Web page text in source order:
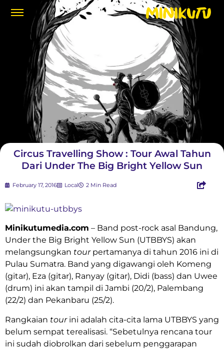
Circus Travelling Show : Tour Awal Tahun
Dari Under The Big Bright Yellow Sun
February 17, 2016 Local 2 Min Read
Minikutumedia.com – Band post-rock asal Bandung,
Under the Big Bright Yellow Sun (UTBBYS) akan
melangsungkan tourpertamanya di tahun 2016 ini di
Pulau Sumatra. Band yang digawangi oleh Komeng
(gitar), Eza (gitar), Ranyay (gitar), Didi (bass) dan Uwee
(drum) ini akan tampil di Jambi (20/2), Palembang
(22/2) dan Pekanbaru (25/2).
Rangkaian tourini adalah cita-cita lama UTBBYS yang
belum sempat terealisasi. “Sebetulnya rencana tour
ini sudah diobrolkan dari sebelum penggarapan